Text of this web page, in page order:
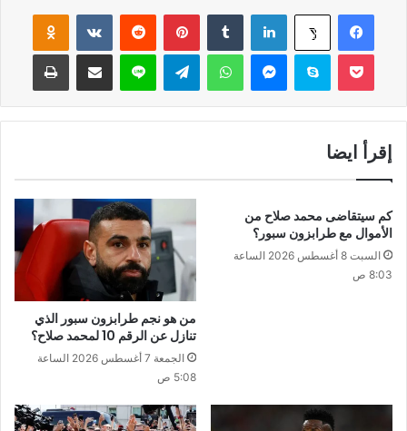
فيسبوك ‫X لينكدإن بينتيريست
سكايب واتساب لاين
إقرأ ايضا
كم سيتقاضى محمد صلاح من
الأموال مع طرابزون سبور؟
السبت 8 أغسطس 2026 الساعة
8:03 ص
من هو نجم طرابزون سبور الذي
تنازل عن الرقم 10 لمحمد صلاح؟
الجمعة 7 أغسطس 2026 الساعة
5:08 ص